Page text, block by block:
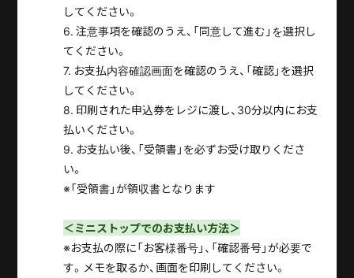
してください。
6.注意事項を確認のうえ、「同意して進む」を選択し
てください。
7. お支払内容確認画面を確認のうえ、「確認」を選択
してください。
8. 印刷された申込券をレジに渡し、30分以内にお支
払いください。
9. お支払い後、「受領書」を必ずお受け取りくださ
い。
※「受領書」が領収書となります
＜ミニストップでのお支払い方法＞
※お支払の際に「お客様番号」、「確認番号」が必要で
す。メモを取るか、画面を印刷してください。